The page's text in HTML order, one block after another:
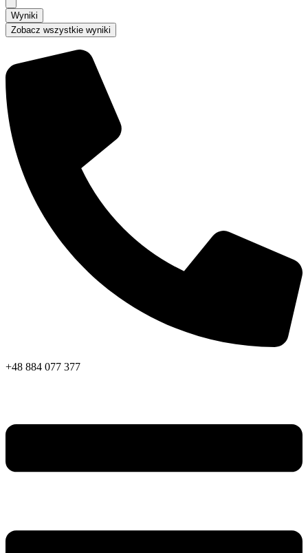
Wyniki
Zobacz wszystkie wyniki
+48 884 077 377